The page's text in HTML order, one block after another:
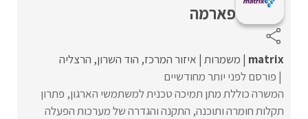
פארמה
matrix משמרות איזור המרכז הוד השרון הרצליה
פורסם לפני יותר מחודשיים
המשרה כוללת מתן תמיכה טכנית למשתמשי הארגון, פתרון
תקלות חומרה ותוכנה, התקנה והגדרה של מערכות הפעלה